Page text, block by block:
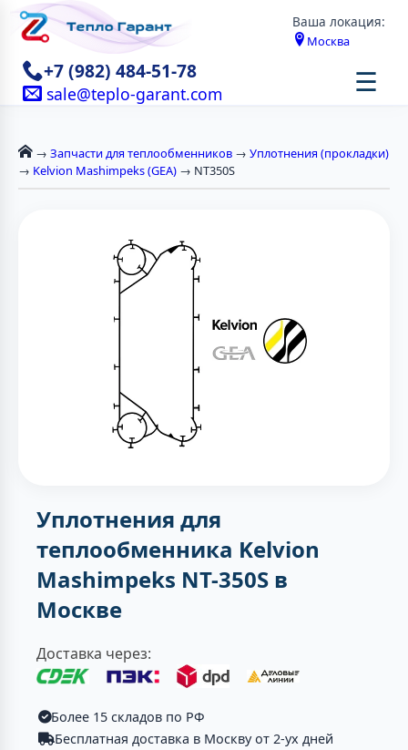
Ваша локация:
Москва
+7 (982) 484-51-78
sale@teplo-garant.com ☰
→ Запчасти для теплообменников → Уплотнения (прокладки)
→ Kelvion Mashimpeks (GEA) → NT350S
Уплотнения для
теплообменника Kelvion
Mashimpeks NT-350S в
Москве
Доставка через:
Более 15 складов по РФ
Бесплатная доставка в Москву от 2-ух дней